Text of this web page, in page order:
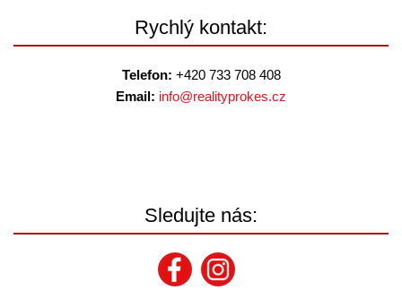
Rychlý kontakt:
Telefon: +420 733 708 408
Email: info@realityprokes.cz
Sledujte nás: